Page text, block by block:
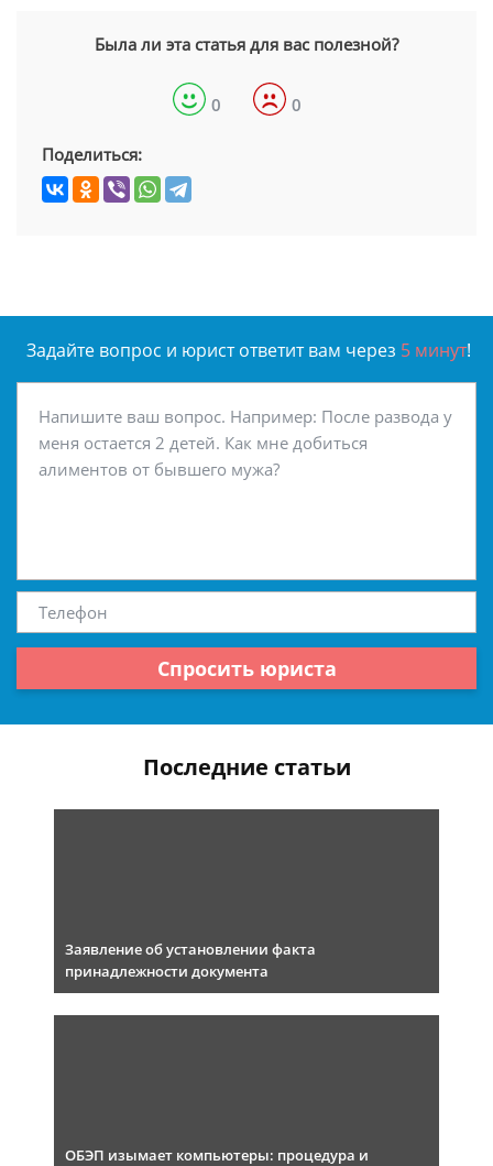
Была ли эта статья для вас полезной?
0 0
Поделиться:
Задайте вопрос и юрист ответит вам через 5 минут!
Спросить юриста
Последние статьи
Заявление об установлении факта
принадлежности документа
ОБЭП изымает компьютеры: процедура и